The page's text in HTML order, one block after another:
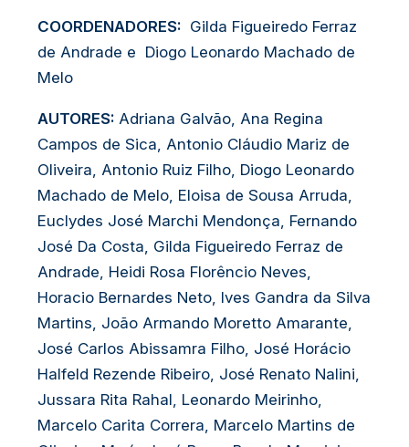
COORDENADORES: Gilda Figueiredo Ferraz
de Andrade e Diogo Leonardo Machado de
Melo
AUTORES: Adriana Galvão, Ana Regina
Campos de Sica, Antonio Cláudio Mariz de
Oliveira, Antonio Ruiz Filho, Diogo Leonardo
Machado de Melo, Eloisa de Sousa Arruda,
Euclydes José Marchi Mendonça, Fernando
José Da Costa, Gilda Figueiredo Ferraz de
Andrade, Heidi Rosa Florêncio Neves,
Horacio Bernardes Neto, Ives Gandra da Silva
Martins, João Armando Moretto Amarante,
José Carlos Abissamra Filho, José Horácio
Halfeld Rezende Ribeiro, José Renato Nalini,
Jussara Rita Rahal, Leonardo Meirinho,
Marcelo Carita Correra, Marcelo Martins de